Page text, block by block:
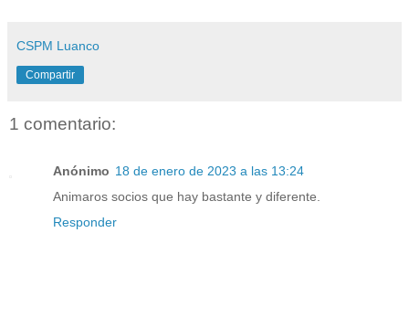
CSPM Luanco
Compartir
1 comentario:
Anónimo 18 de enero de 2023 a las 13:24
Animaros socios que hay bastante y diferente.
Responder